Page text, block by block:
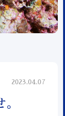
2023.04.07